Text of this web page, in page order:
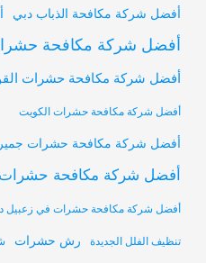
أفضل شركة مكافحة الذباب دبي
أفضل شركة مكافحة
أفضل شركة مكافحة حشرات
أفضل شركة مكافحة حشرات الكويت
أفضل شركة مكافحة حشرات
أفضل شركة مكافحة
أفضل شركة مكافحة حشرات في زعبيل
تنظيف الفلل الجديدة رش حشرات